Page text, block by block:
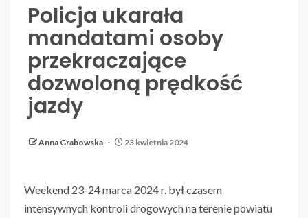
Policja ukarała
mandatami osoby
przekraczające
dozwoloną prędkość
jazdy
Anna Grabowska 23 kwietnia 2024
Weekend 23-24 marca 2024 r. był czasem
intensywnych kontroli drogowych na terenie powiatu